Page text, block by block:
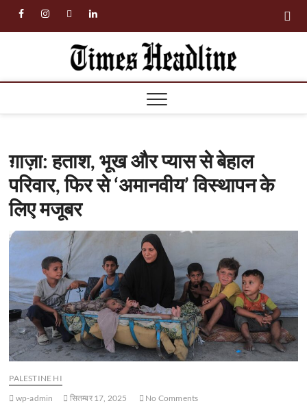
facebookinstagramtwitterlinkedin
ग़ाज़ा: हताश, भूख और प्यास से बेहाल
परिवार, फिर से ‘अमानवीय’ विस्थापन के
लिए मजूबर
PALESTINE HI
wp-admin
सितम्बर 17, 2025
No Comments